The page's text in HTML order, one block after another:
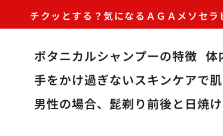
チクッとする？気になるＡＧＡメソセ
ボタニカルシャンプーの特徴 体
手をかけ過ぎないスキンケアで
男性の場合、髭剃り前後と日焼